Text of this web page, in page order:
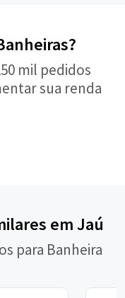
mil pedidos
sua renda
em Jaú
para Banheira